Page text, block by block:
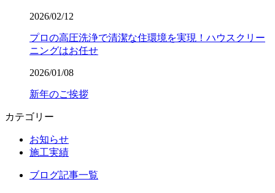
2026/02/12
プロの高圧洗浄で清潔な住環境を実現！ハウスクリー
ニングはお任せ
2026/01/08
新年のご挨拶
カテゴリー
お知らせ
施工実績
ブログ記事一覧